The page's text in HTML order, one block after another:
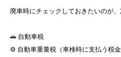
廃車時にチェックしておきたいのが
🚗 自動車税
⚙️ 自動車重量税（車検時に支払う税金